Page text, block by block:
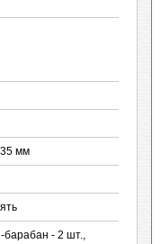
мм
барабан - 2 шт.,